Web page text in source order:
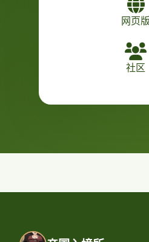
网页版
社区